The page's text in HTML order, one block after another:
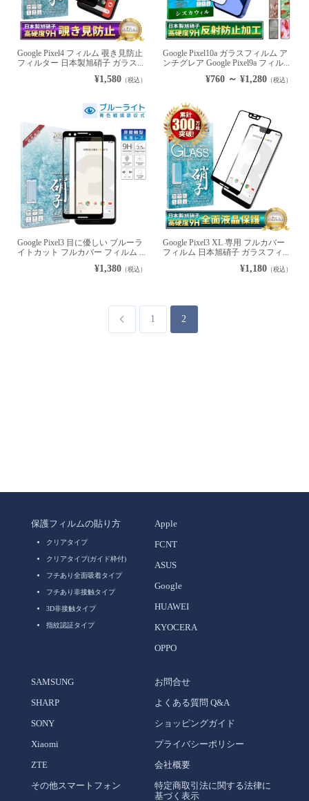
Google Pixel4 フィルム 覗き見防止
フィルター 日本製旭硝子 ガラス...
¥1,580（税込）
Google Pixel10a ガラスフィルム ア
ンチグレア Google Pixel9a フィル...
¥760 ～ ¥1,280 （税込）
Google Pixel3 目に優しい ブルーラ
イトカット フルカバー フィルム ...
¥1,380（税込）
Google Pixel3 XL 専用 フルカバー
フィルム 日本旭硝子 ガラスフィ...
¥1,180 （税込）
 1 2
保護フィルムの貼り方
クリアタイプ
クリアタイプ(ガイド枠付)
フチあり全面吸着タイプ
フチあり非接触タイプ
3D非接触タイプ
指紋認証タイプ
Apple
FCNT
ASUS
Google
HUAWEI
KYOCERA
OPPO
SAMSUNG
SHARP
SONY
Xiaomi
ZTE
その他スマートフォン
お問合せ
よくある質問 Q&A
ショッピングガイド
プライバシーポリシー
会社概要
特定商取引法に関する法律に
基づく表示